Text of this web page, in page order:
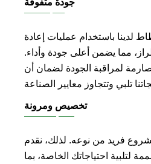
لدينا باستخدام عمليات إعادة
مما يضمن أعلى جودة وأداء.
لمراقبة الجودة لضمان أن
تخصيص ومرونة
فريد من نوعه. لذلك، نقدم
لتلبية احتياجاتك الخاصة، بما